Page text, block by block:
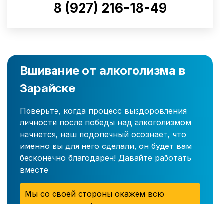
8 (927) 216-18-49
Вшивание от алкоголизма в
Зарайске
Поверьте, когда процесс выздоровления
личности после победы над алкоголизмом
начнется, наш подопечный осознает, что
именно вы для него сделали, он будет вам
бесконечно благодарен! Давайте работать
вместе
Мы со своей стороны окажем всю